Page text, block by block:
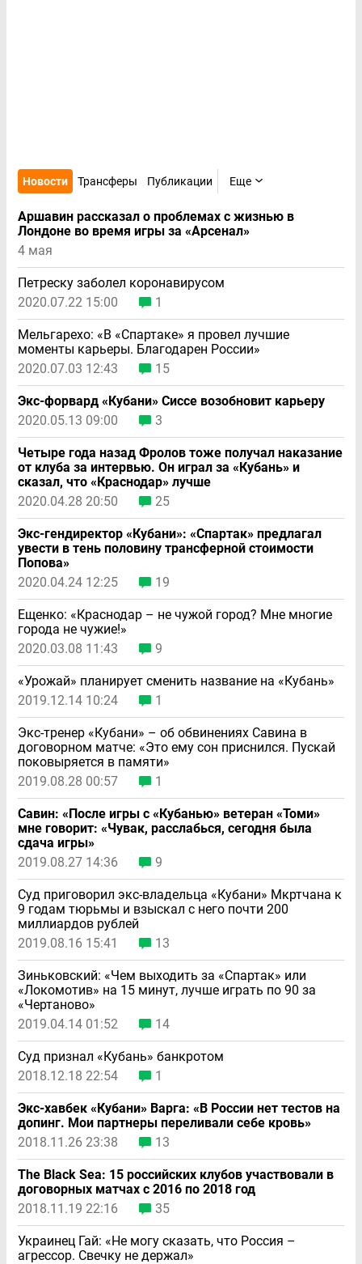
Новости Трансферы Публикации Еще
Аршавин рассказал о проблемах с жизнью в
Лондоне во время игры за «Арсенал»
4 мая
Петреску заболел коронавирусом
2020.07.22 15:00
1
Мельгарехо: «В «Спартаке» я провел лучшие
моменты карьеры. Благодарен России»
2020.07.03 12:43
15
Экс-форвард «Кубани» Сиссе возобновит карьеру
2020.05.13 09:00
3
Четыре года назад Фролов тоже получал наказание
от клуба за интервью. Он играл за «Кубань» и
сказал, что «Краснодар» лучше
2020.04.28 20:50
25
Экс-гендиректор «Кубани»: «Спартак» предлагал
увести в тень половину трансферной стоимости
Попова»
2020.04.24 12:25
19
Ещенко: «Краснодар – не чужой город? Мне многие
города не чужие!»
2020.03.08 11:43
9
«Урожай» планирует сменить название на «Кубань»
2019.12.14 10:24
1
Экс-тренер «Кубани» – об обвинениях Савина в
договорном матче: «Это ему сон приснился. Пускай
поковыряется в памяти»
2019.08.28 00:57
1
Савин: «После игры с «Кубанью» ветеран «Томи»
мне говорит: «Чувак, расслабься, сегодня была
сдача игры»
2019.08.27 14:36
9
Суд приговорил экс-владельца «Кубани» Мкртчана к
9 годам тюрьмы и взыскал с него почти 200
миллиардов рублей
2019.08.16 15:41
13
Зиньковский: «Чем выходить за «Спартак» или
«Локомотив» на 15 минут, лучше играть по 90 за
«Чертаново»
2019.04.14 01:52
14
Суд признал «Кубань» банкротом
2018.12.18 22:54
1
Экс-хавбек «Кубани» Варга: «В России нет тестов на
допинг. Мои партнеры переливали себе кровь»
2018.11.26 23:38
13
The Black Sea: 15 российских клубов участвовали в
договорных матчах с 2016 по 2018 год
2018.11.19 22:16
35
Украинец Гай: «Не могу сказать, что Россия –
агрессор. Свечку не держал»